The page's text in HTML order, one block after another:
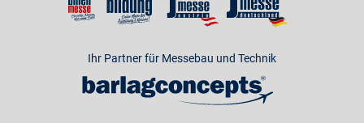
Ihr Partner für Messebau und Technik